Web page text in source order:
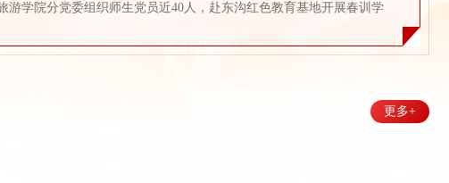
游学院分党委组织师生党员近40人，赴东沟红色教育基地开展春训学
师生党员开展现场沉浸式学习，激励大家深刻反思、转化践行，树立
更多+